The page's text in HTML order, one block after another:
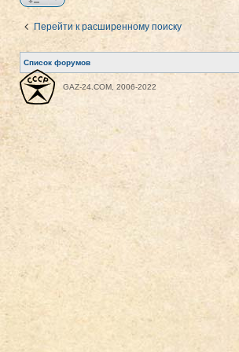
Перейти к расширенному поиску
Список форумов
GAZ-24.COM, 2006-2022